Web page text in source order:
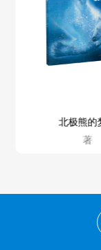
北极熊的
著